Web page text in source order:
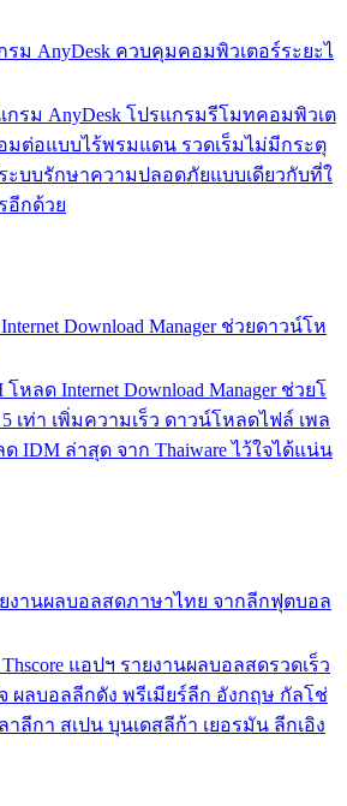
รม AnyDesk ควบคุมคอมพิวเตอร์ระยะไ
รม AnyDesk โปรแกรมรีโมทคอมพิวเต
มต่อแบบไร้พรมแดน รวดเร็มไม่มีกระตุ
บบรักษาความปลอดภัยแบบเดียวกับที่ใ
อีกด้วย
Download Manager ช่วยดาวน์โห
หลด Internet Download Manager ช่วยโ
เท่า เพิ่มความเร็ว ดาวน์โหลดไฟล์ เพล
IDM ล่าสุด จาก Thaiware ไว้ใจได้แน่น
ยงานผลบอลสดภาษาไทย จากลีกฟุตบอล
แอปฯ รายงานผลบอลสดรวดเร็ว
ผลบอลลีกดัง พรีเมียร์ลีก อังกฤษ กัลโช่
าลีกา สเปน บุนเดสลีก้า เยอรมัน ลีกเอิง